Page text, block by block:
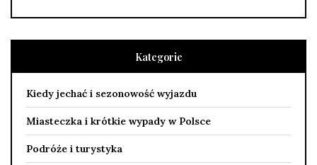
Kategorie
Kiedy jechać i sezonowość wyjazdu
Miasteczka i krótkie wypady w Polsce
Podróże i turystyka